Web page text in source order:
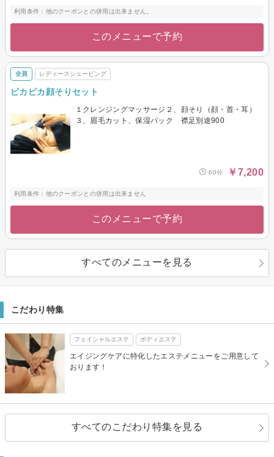
利用条件：他のクーポンとの併用は出来ません。
このメニューで予約
全員 レディースシェービング
ピカピカ顔そりセット
１クレンジングマッサージ２、顔そり（顔・首・耳）
３、眉毛カット、保湿パック 襟足別途900
60分 ￥7,200
利用条件：他のクーポンとの併用は出来ません
このメニューで予約
すべてのメニューを見る
こだわり特集
フェイシャルエステ ボディエステ
エイジングケアに特化したエステメニューをご用意して
おります！
すべてのこだわり特集を見る